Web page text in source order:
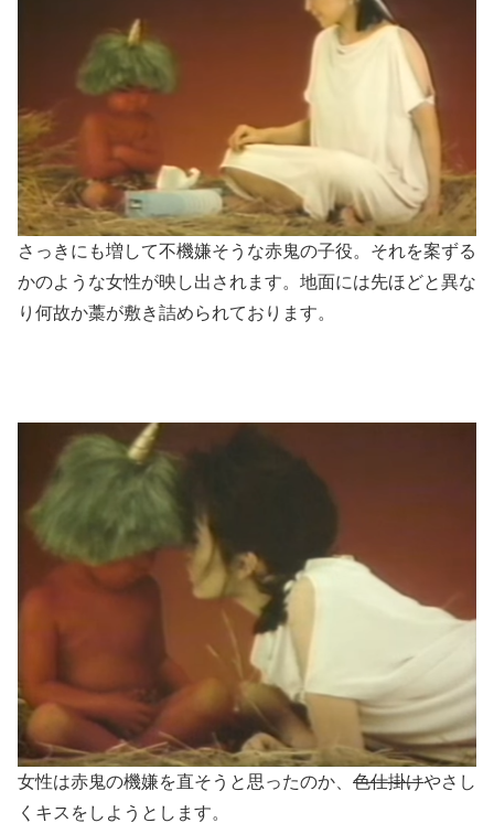
さっきにも増して不機嫌そうな赤鬼の子役。それを案ずる
かのような女性が映し出されます。地面には先ほどと異な
り何故か藁が敷き詰められております。
女性は赤鬼の機嫌を直そうと思ったのか、 色仕掛けやさし
くキスをしようとします。